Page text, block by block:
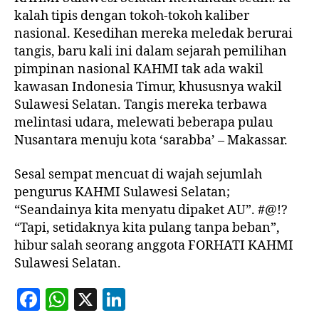
kalah tipis dengan tokoh-tokoh kaliber
nasional. Kesedihan mereka meledak berurai
tangis, baru kali ini dalam sejarah pemilihan
pimpinan nasional KAHMI tak ada wakil
kawasan Indonesia Timur, khususnya wakil
Sulawesi Selatan. Tangis mereka terbawa
melintasi udara, melewati beberapa pulau
Nusantara menuju kota ‘sarabba’ – Makassar.
Sesal sempat mencuat di wajah sejumlah
pengurus KAHMI Sulawesi Selatan;
“Seandainya kita menyatu dipaket AU”. #@!?
“Tapi, setidaknya kita pulang tanpa beban”,
hibur salah seorang anggota FORHATI KAHMI
Sulawesi Selatan.
F
W X